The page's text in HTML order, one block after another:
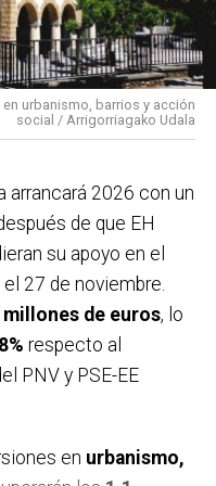
urbanismo, barrios y acción
social / Arrigorriagako Udala
arrancará 2026 con un
de que EH
su apoyo en el
27 de noviembre.
millones de euros, lo
respecto al
PNV y PSE-EE
en urbanismo,